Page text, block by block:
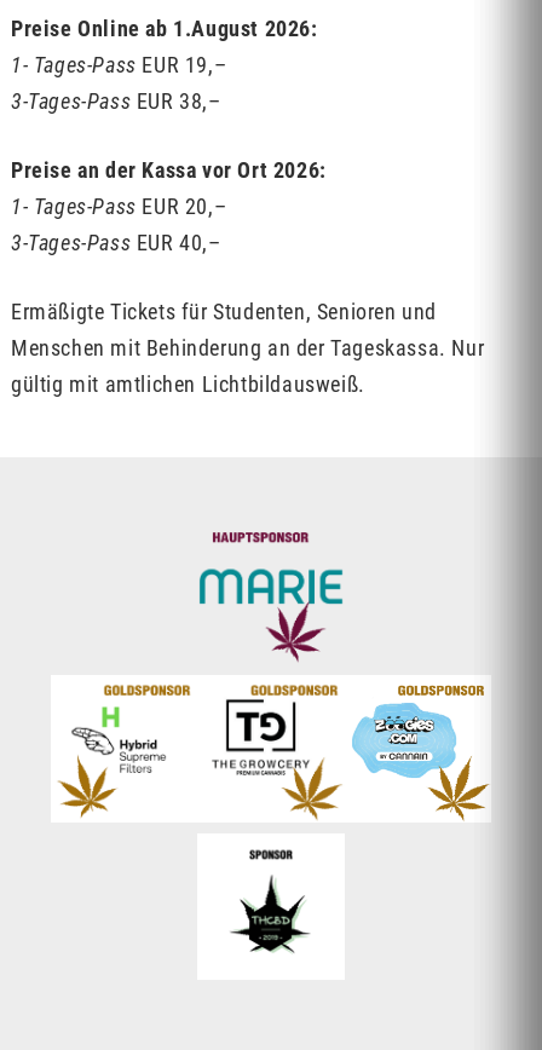
Preise Online ab 1.August 2026:
1- Tages-Pass EUR 19,–
3-Tages-Pass EUR 38,–
Preise an der Kassa vor Ort 2026:
1- Tages-Pass EUR 20,–
3-Tages-Pass EUR 40,–
Ermäßigte Tickets für Studenten, Senioren und
Menschen mit Behinderung an der Tageskassa. Nur
gültig mit amtlichen Lichtbildausweiß.